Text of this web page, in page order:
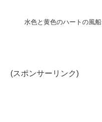
水色と黄色のハートの風船
(スポンサーリンク)